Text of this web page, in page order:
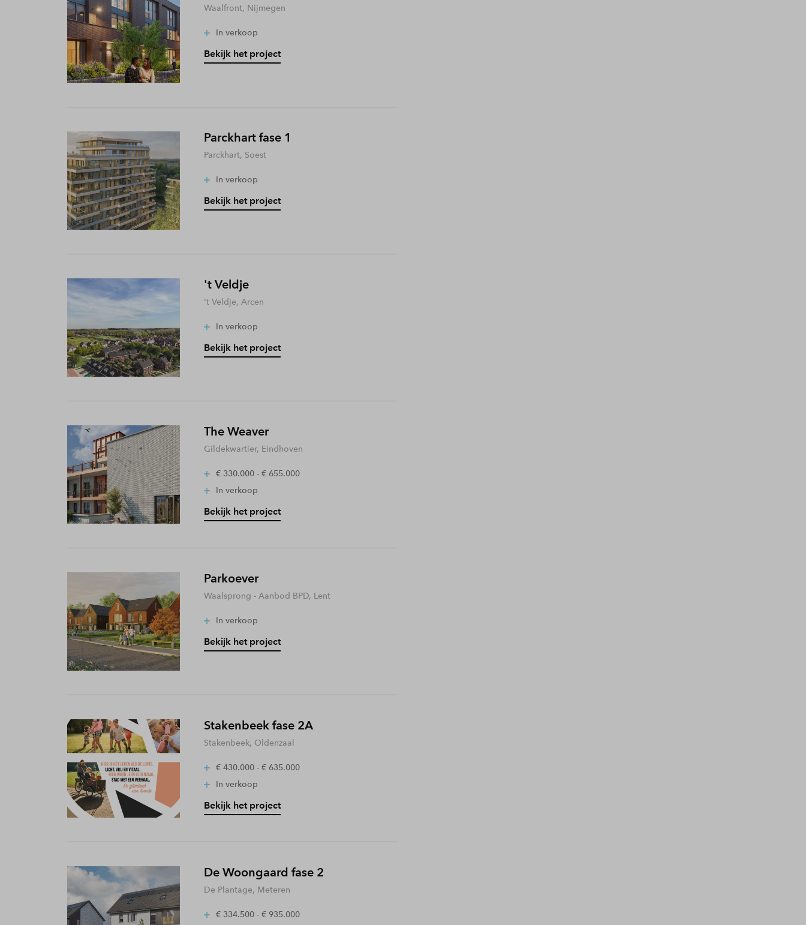
Waalfront, Nijmegen
In verkoop
Bekijk het project
Parckhart fase 1
Parckhart, Soest
In verkoop
Bekijk het project
't Veldje
't Veldje, Arcen
In verkoop
Bekijk het project
The Weaver
Gildekwartier, Eindhoven
€ 330.000 - € 655.000
In verkoop
Bekijk het project
Parkoever
Waalsprong - Aanbod BPD, Lent
In verkoop
Bekijk het project
Stakenbeek fase 2A
Stakenbeek, Oldenzaal
€ 430.000 - € 635.000
In verkoop
Bekijk het project
De Woongaard fase 2
De Plantage, Meteren
€ 334.500 - € 935.000